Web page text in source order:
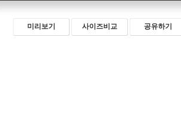
미리보기 사이즈비교 공유하기